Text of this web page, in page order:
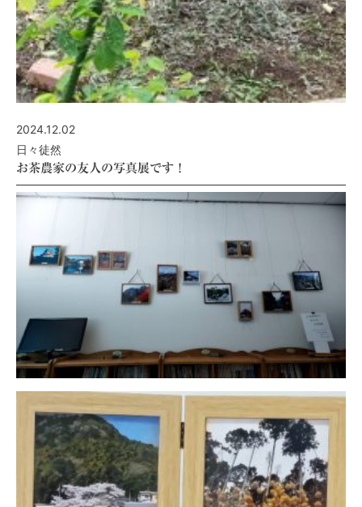
2024.12.02
日々徒然
お茶農家の友人の写真展です！